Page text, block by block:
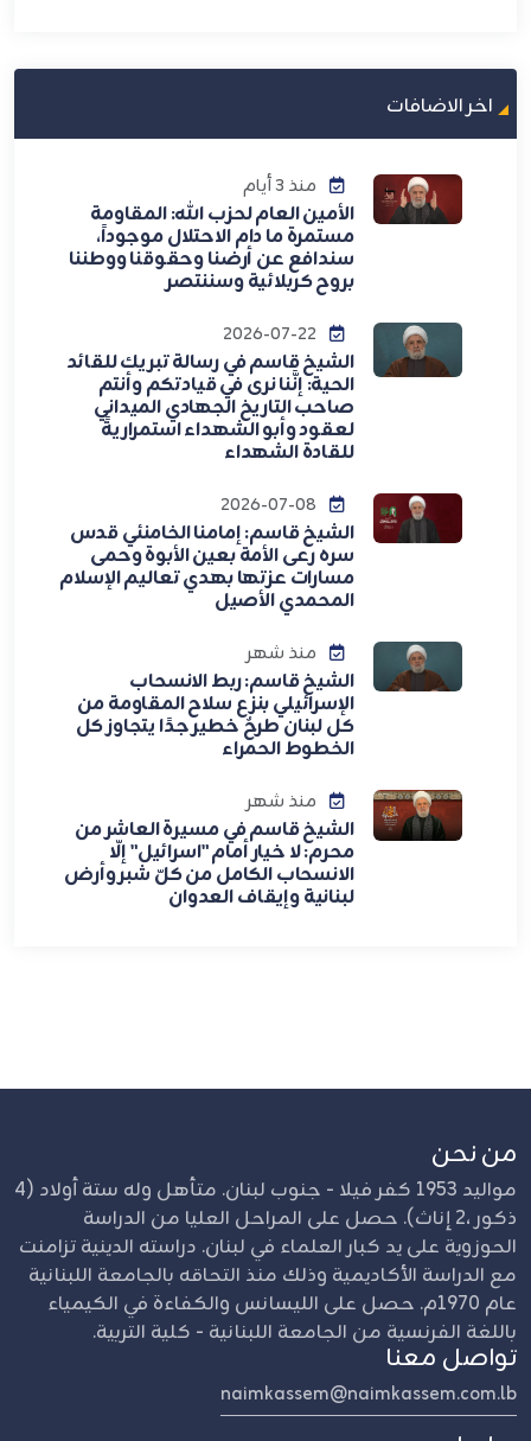
اخر الاضافات
منذ 3 أيام
الأمين العام لحزب الله: المقاومة
مستمرة ما دام الاحتلال موجوداً،
سندافع عن أرضنا وحقوقنا ووطننا
بروح كربلائية وسننتصر
الشيخ قاسم في رسالة تبريك للقائد
الحية: إنَّنا نرى في قيادتكم وأنتم
صاحب التاريخ الجهادي الميداني
لعقود وأبو الشهداء استمراريةً
للقادة الشهداء
الشيخ قاسم: إمامنا الخامنئي قدس
سره رعى الأمة بعين الأبوة وحمى
مسارات عزتها بهدي تعاليم الإسلام
المحمدي الأصيل
منذ شهر
الشيخ قاسم: ربط الانسحاب
الإسرائيلي بنزع سلاح المقاومة من
كل لبنان طرحٌ خطير جدًا يتجاوز كل
الخطوط الحمراء
منذ شهر
الشيخ قاسم في مسيرة العاشر من
محرم: لا خيار أمام "اسرائيل" إلّا
الانسحاب الكامل من كلّ شبر وأرض
لبنانية وإيقاف العدوان
من نحن
مواليد 1953 كفر فيلا - جنوب لبنان. متأهل وله ستة أولاد (4
ذكور ،2 إناث). حصل على المراحل العليا من الدراسة
الحوزوية على يد كبار العلماء في لبنان. دراسته الدينية تزامنت
مع الدراسة الأكاديمية وذلك منذ التحاقه بالجامعة اللبنانية
عام 1970م. حصل على الليسانس والكفاءة في الكيمياء
باللغة الفرنسية من الجامعة اللبنانية - كلية التربية.
تواصل معنا
naimkassem@naimkassem.com.lb